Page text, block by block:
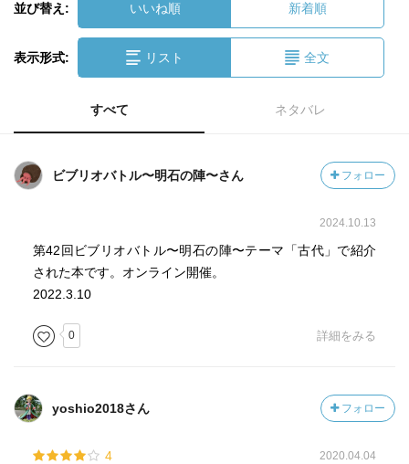
並び替え: いいね順 新着順
表示形式: リスト 全文
すべて ネタバレ
ビブリオバトル〜明石の陣〜さん フォロー
2024.10.13
第42回ビブリオバトル〜明石の陣〜テーマ「古代」で紹介
された本です。オンライン開催。
2022.3.10
0 詳細をみる
yoshio2018さん フォロー
4 2020.04.04